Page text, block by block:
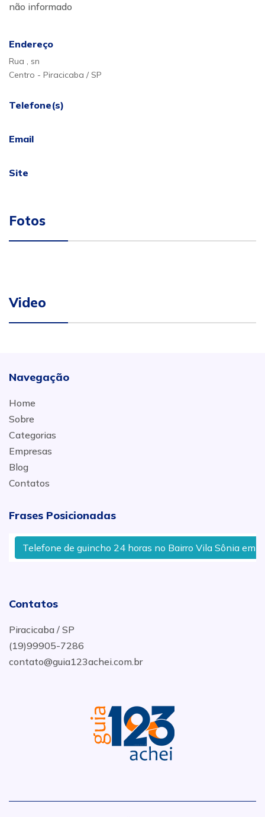
não informado
Endereço
Rua , sn
Centro - Piracicaba / SP
Telefone(s)
Email
Site
Fotos
Video
Navegação
Home
Sobre
Categorias
Empresas
Blog
Contatos
Frases Posicionadas
Telefone de guincho 24 horas no Bairro Vila Sônia em
Contatos
Piracicaba / SP
(19)99905-7286
contato@guia123achei.com.br